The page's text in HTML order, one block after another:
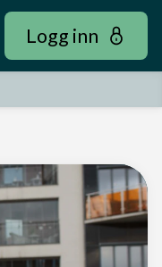
Logg inn